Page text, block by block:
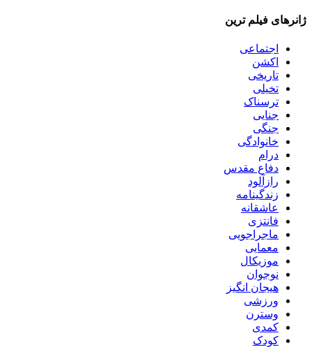
ژانرهای فیلم ترین
اجتماعی
اکشن
تاریخی
تخیلی
ترسناک
جنایی
جنگی
خانوادگی
درام
دفاع مقدس
رازآلود
زندگینامه
عاشقانه
فانتزی
ماجراجویی
معمایی
موزیکال
نوجوان
هیجان انگیز
ورزشی
وسترن
کمدی
کودک